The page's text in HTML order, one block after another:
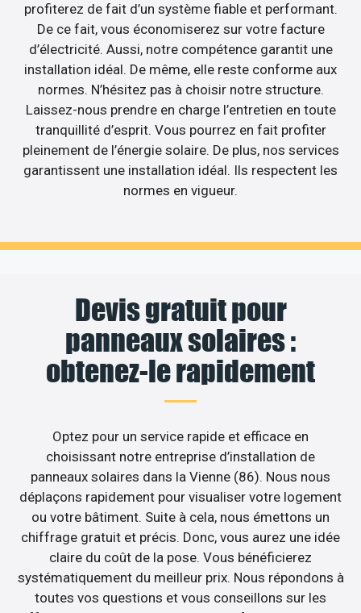
profiterez de fait d’un système fiable et performant.
De ce fait, vous économiserez sur votre facture
d’électricité. Aussi, notre compétence garantit une
installation idéal. De même, elle reste conforme aux
normes. N’hésitez pas à choisir notre structure.
Laissez-nous prendre en charge l’entretien en toute
tranquillité d’esprit. Vous pourrez en fait profiter
pleinement de l’énergie solaire. De plus, nos services
garantissent une installation idéal. Ils respectent les
normes en vigueur.
Devis gratuit pour
panneaux solaires :
obtenez-le rapidement
Optez pour un service rapide et efficace en
choisissant notre entreprise d’installation de
panneaux solaires dans la Vienne (86). Nous nous
déplaçons rapidement pour visualiser votre logement
ou votre bâtiment. Suite à cela, nous émettons un
chiffrage gratuit et précis. Donc, vous aurez une idée
claire du coût de la pose. Vous bénéficierez
systématiquement du meilleur prix. Nous répondons à
toutes vos questions et vous conseillons sur les